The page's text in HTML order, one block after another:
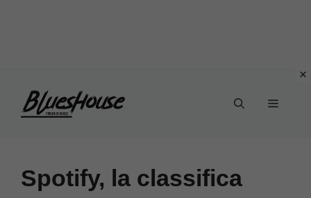
Menu
Spotify, la classifica